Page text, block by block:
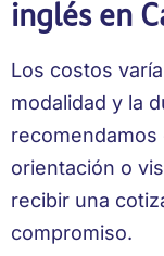
inglés en
Los costos
modalidad y la
orientación o
recibir una
compromiso.